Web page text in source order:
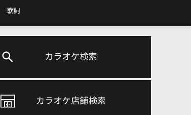
歌詞
カラオケ検索
カラオケ店舗検索